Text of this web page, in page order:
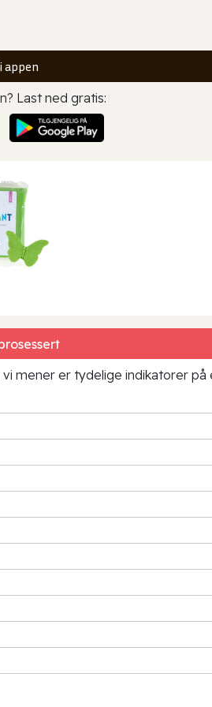
appen
Last ned gratis:
mener er tydelige indikatorer